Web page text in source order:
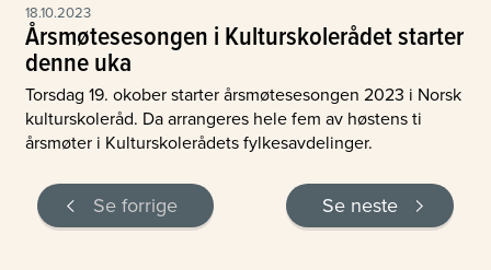
18.10.2023
Årsmøtesesongen i Kulturskolerådet starter
denne uka
Torsdag 19. okober starter årsmøtesesongen 2023 i Norsk
kulturskoleråd. Da arrangeres hele fem av høstens ti
årsmøter i Kulturskolerådets fylkesavdelinger.
Se forrige Se neste